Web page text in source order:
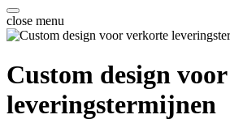
close menu
Custom design
leveringstermijnen